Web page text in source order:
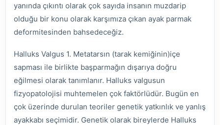
yanında çıkıntı olarak çok sayıda insanın muzdarip
olduğu bir konu olarak karşımıza çıkan ayak parmak
deformitesinden bahsedeceğiz.
Halluks Valgus 1. Metatarsın (tarak kemiğinin)içe
sapması ile birlikte başparmağın dışarıya doğru
eğilmesi olarak tanımlanır. Halluks valgusun
fizyopatolojisi muhtemelen çok faktörlüdür. Bugün en
çok üzerinde durulan teoriler genetik yatkınlık ve yanlış
ayakkabı seçimidir. Genetik olarak bireylerde Halluks